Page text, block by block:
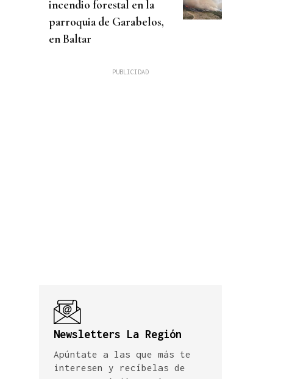
incendio forestal en la
parroquia de Garabelos,
en Baltar
Newsletters La Región
Apúntate a las que más te
interesen y recíbelas de